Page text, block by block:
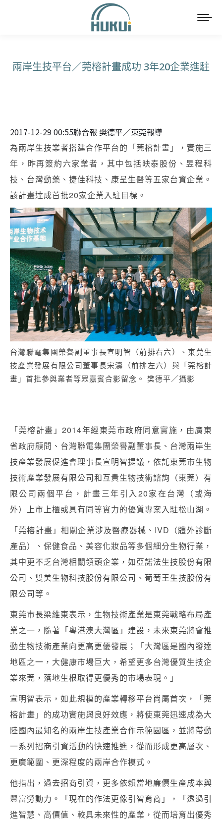
兩岸生技平台／莞榕計畫成功 3年20企業進駐
2017-12-29 00:55聯合報 樊德平／東莞報導
為兩岸生技業者搭建合作平台的「莞榕計畫」，實施三
年，昨再簽約六家業者，其中包括映泰股份、昱程科
技、台灣動藥、捷佳科技、康呈生醫等五家台資企業。
該計畫達成首批20家企業入駐目標。
台灣聯電集團榮譽副董事長宣明智（前排右六）、東莞生
技產業發展有限公司董事長宋濤（前排左六）與「莞榕計
畫」首批參與業者等眾嘉賓合影留念。 樊德平／攝影
「莞榕計畫」2014年經東莞市政府同意實施，由廣東
省政府顧問、台灣聯電集團榮譽副董事長、台灣兩岸生
技產業發展促進會理事長宣明智提議，依託東莞市生物
技術產業發展有限公司和互貴生物技術諮詢（東莞）有
限公司兩個平台，計畫三年引入20家在台灣（或海
外）上市上櫃或具有同等實力的優質專案入駐松山湖。
「莞榕計畫」相關企業涉及醫療器械、IVD（體外診斷
產品）、保健食品、美容化妝品等多個細分生物行業，
其中更不乏台灣相關領頭企業，如亞諾法生技股份有限
公司、雙美生物科技股份有限公司、葡萄王生技股份有
限公司等。
東莞市長梁維東表示，生物技術產業是東莞戰略布局產
業之一，隨著「粵港澳大灣區」建設，未來東莞將會推
動生物技術產業向更高更優發展；「大灣區是國內發達
地區之一，大健康市場巨大，希望更多台灣優質生技企
業來莞，落地生根取得更優秀的市場表現。」
宣明智表示，如此規模的產業轉移平台尚屬首次，「莞
榕計畫」的成功實施與良好效應，將使東莞迅速成為大
陸國內最知名的兩岸生技產業合作示範園區，並將帶動
一系列招商引資活動的快速推進，從而形成更高層次、
更廣範圍、更深程度的兩岸合作模式。
他指出，過去招商引資，更多依賴當地廉價生產成本與
豐富勞動力。「現在的作法更像引智育商」，「透過引
進智慧、高價值、較具未來性的產業，從而培育出優秀